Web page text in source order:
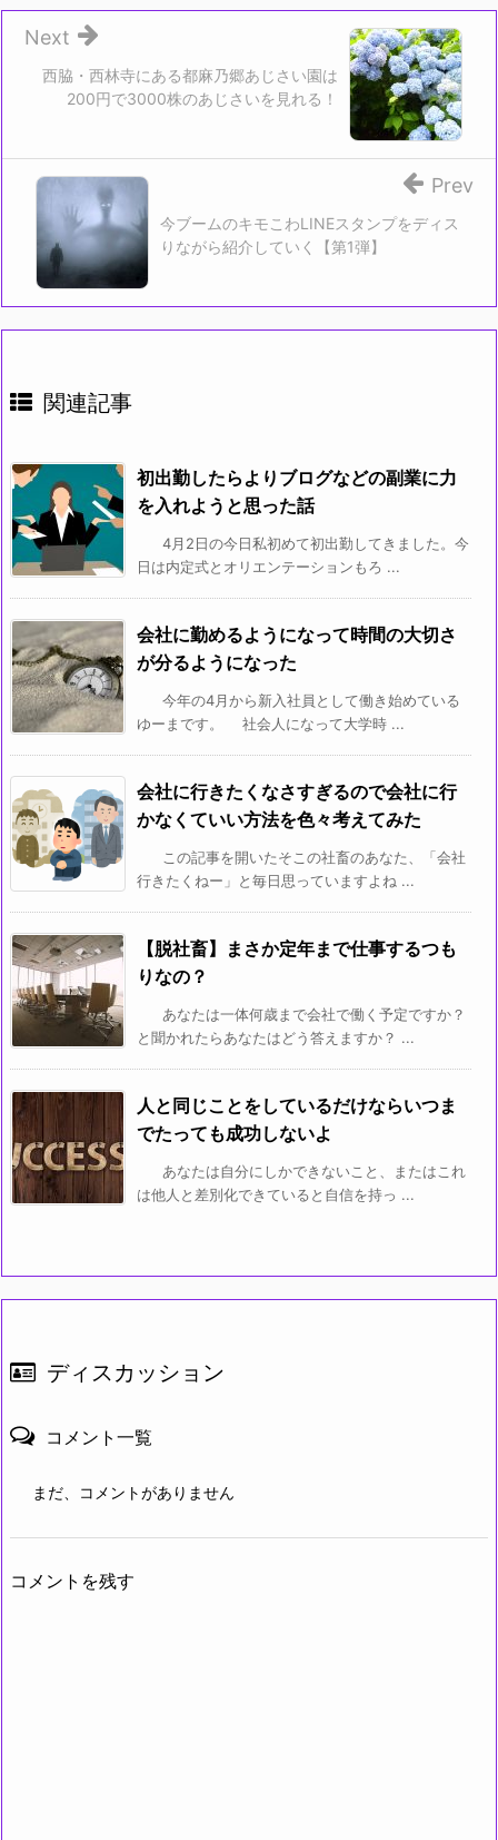
き
す)
し
ド
ウ
で
開
西脇・西林寺にある都麻乃郷あじさい園は
200円で3000株のあじさいを見れる！
Next
今ブームのキモこわLINEスタンプをディス
りながら紹介していく【第1弾】
Prev
関連記事
初出勤したらよりブログなどの副業に力
を入れようと思った話
4月2日の今日私初めて初出勤してきました。今
日は内定式とオリエンテーションもろ ...
会社に勤めるようになって時間の大切さ
が分るようになった
今年の4月から新入社員として働き始めている
ゆーまです。 社会人になって大学時 ...
会社に行きたくなさすぎるので会社に行
かなくていい方法を色々考えてみた
この記事を開いたそこの社畜のあなた、「会社
行きたくねー」と毎日思っていますよね ...
【脱社畜】まさか定年まで仕事するつも
りなの？
あなたは一体何歳まで会社で働く予定ですか？
と聞かれたらあなたはどう答えますか？ ...
人と同じことをしているだけならいつま
でたっても成功しないよ
あなたは自分にしかできないこと、またはこれ
は他人と差別化できていると自信を持っ ...
ディスカッション
コメント一覧
まだ、コメントがありません
コメントを残す